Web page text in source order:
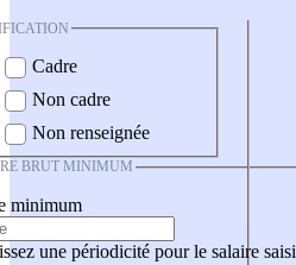
Cadre
Non cadre
Non renseignée
BRUT MINIMUM
minimum
une périodicité pour le salaire saisi